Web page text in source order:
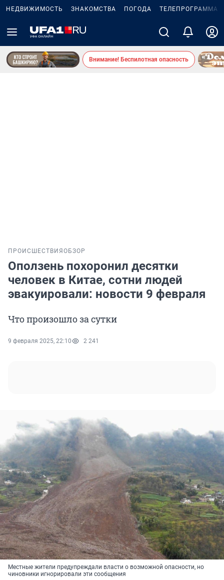
НЕДВИЖИМОСТЬ ЗНАКОМСТВА ПОГОДА ТЕЛЕПРОГРАММА
Внимание! Беспилотная опасность
ПРОИСШЕСТВИЯ ОБЗОР
Оползень похоронил десятки
человек в Китае, сотни людей
эвакуировали: новости 9 февраля
Что произошло за сутки
9 февраля 2025, 22:10 2 241
Местные жители предупреждали власти о возможной опасности, но
чиновники игнорировали эти сообщения